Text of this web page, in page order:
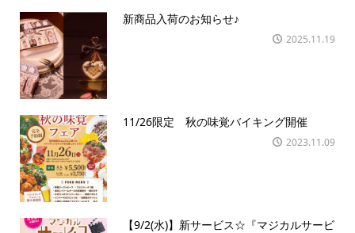
新商品入荷のお知らせ♪
2025.11.19
11/26限定 秋の味覚バイキング開催
2023.11.09
【9/2(水)】新サービス☆『マジカルサービ